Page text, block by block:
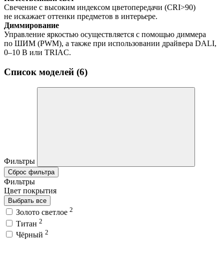
Свечение с высоким индексом цветопередачи (CRI>90)
не искажает оттенки предметов в интерьере.
Диммирование
Управление яркостью осуществляется с помощью диммера
по ШИМ (PWM), а также при использовании драйвера DALI,
0–10 В или TRIAC.
Список моделей (6)
Фильтры
Сброс фильтра
Фильтры
Цвет покрытия
Выбрать все
Золото светлое 2
Титан 2
Чёрный 2